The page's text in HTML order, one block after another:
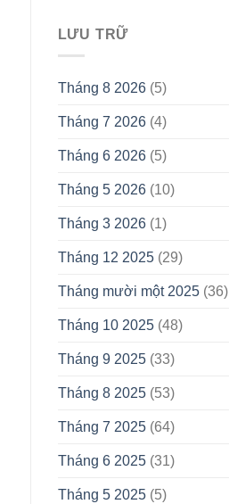
LƯU TRỮ
Tháng 8 2026(5)
Tháng 7 2026(4)
Tháng 6 2026(5)
Tháng 5 2026(10)
Tháng 3 2026(1)
Tháng 12 2025(29)
Tháng mười một 2025(36)
Tháng 10 2025(48)
Tháng 9 2025(33)
Tháng 8 2025(53)
Tháng 7 2025(64)
Tháng 6 2025(31)
Tháng 5 2025(5)